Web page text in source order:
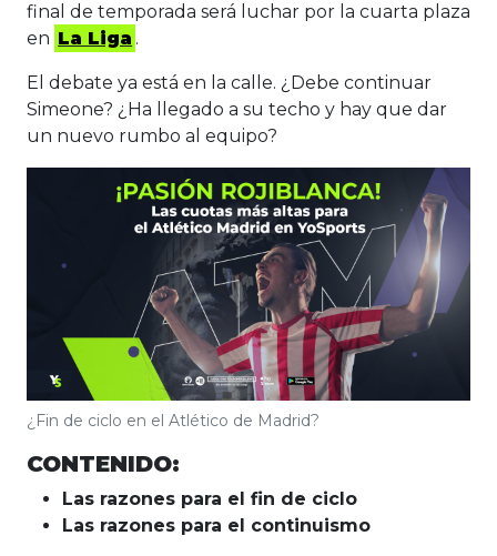
final de temporada será luchar por la cuarta plaza
en La Liga .
El debate ya está en la calle. ¿Debe continuar
Simeone? ¿Ha llegado a su techo y hay que dar
un nuevo rumbo al equipo?
¿Fin de ciclo en el Atlético de Madrid?
CONTENIDO:
Las razones para el fin de ciclo
Las razones para el continuismo